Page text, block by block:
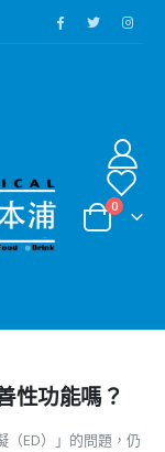
0
性功能嗎？
（ED）」的問題，仍